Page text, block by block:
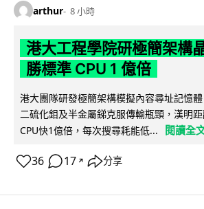
arthur 8 小時
港大工程學院研極簡架構
勝標準 CPU 1 億倍
港大團隊研發極簡架構模擬內容尋址記憶
二硫化鉬及半金屬銻克服傳輸瓶頸，漢明
CPU快1億倍，每次搜尋耗能低...
閱讀全
36 17 ↗ 分享